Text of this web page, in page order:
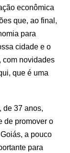
econômica
que, ao final,
para
cidade e o
com novidades
que é uma
de 37 anos,
de promover o
a pouco
para